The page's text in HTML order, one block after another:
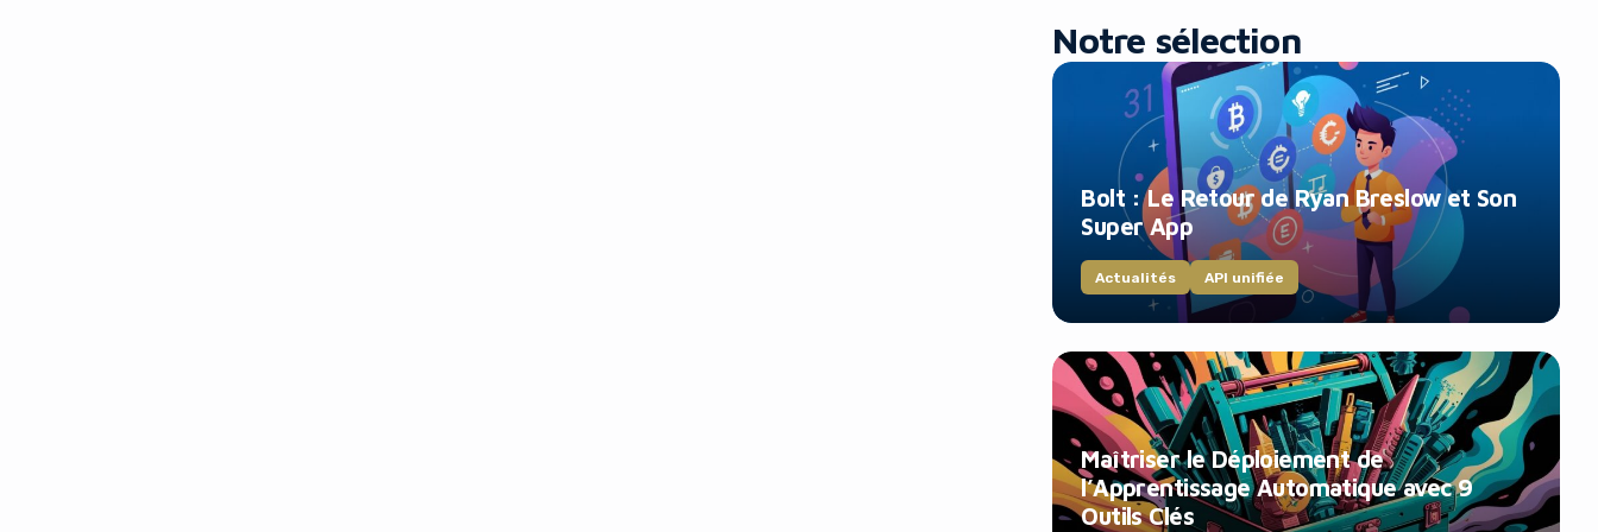
Notre sélection
Bolt : Le Retour de Ryan Breslow et Son
Super App
Actualités API unifiée
Maîtriser le Déploiement de
l’Apprentissage Automatique avec 9
Outils Clés